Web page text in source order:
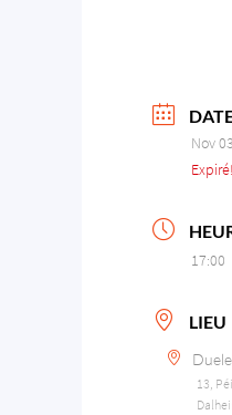
Nov
Expiré!
17:00
LIEU
13,